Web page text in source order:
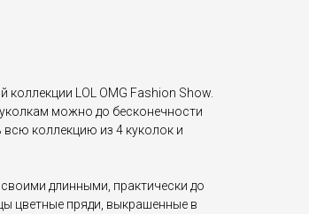
коллекции LOL OMG Fashion Show.
можно до бесконечности
коллекцию из 4 куколок и
длинными, практически до
цветные пряди, выкрашенные в